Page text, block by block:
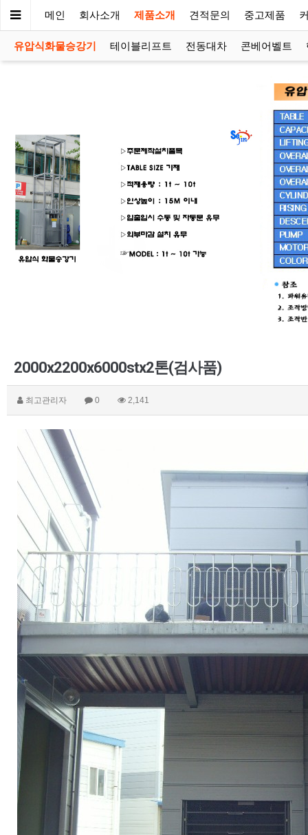
메인 회사소개 제품소개 견적문의 중고제품
유압식화물승강기 테이블리프트 전동대차 콘베어벨트
2000x2200x6000stx2톤(검사품)
최고관리자 0 2,141